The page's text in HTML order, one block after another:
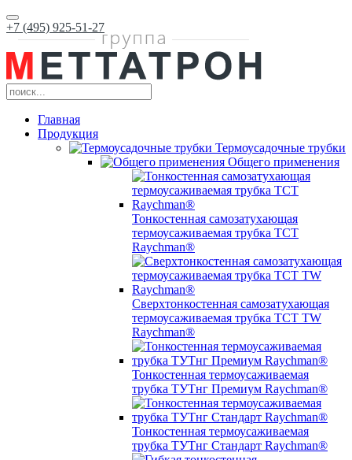
+7 (495) 925-51-27
Главная
Продукция
Термоусадочные трубки
Общего применения
Тонкостенная самозатухающая
термоусаживаемая трубка ТCT
Raychman®
Сверхтонкостенная самозатухающая
термоусаживаемая трубка ТCT TW
Raychman®
Тонкостенная термоусаживаемая
трубка ТУТнг Премиум Raychman®
Тонкостенная термоусаживаемая
трубка ТУТнг Стандарт Raychman®